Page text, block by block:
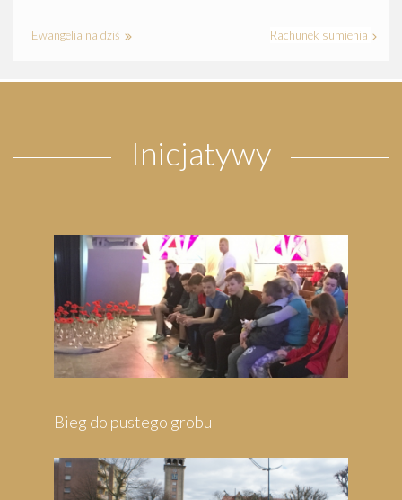
Ewangelia na dziś Rachunek sumienia
Inicjatywy
Bieg do pustego grobu